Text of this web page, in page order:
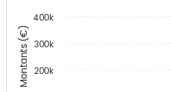
Montants (€) 200k
300k
400k